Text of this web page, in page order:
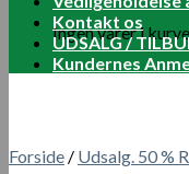
Ingen varer i
Kontakt os
UDSALG /
Kundernes
Forside / Udsalg. 50 %